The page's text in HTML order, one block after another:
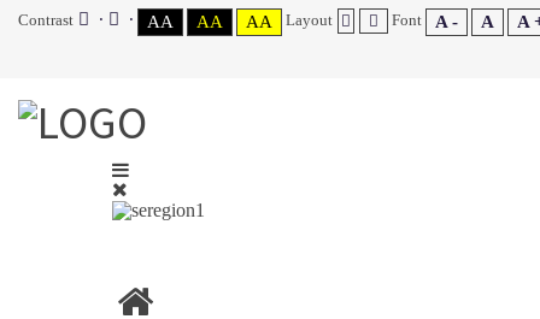
Contrast AA AA AA Layout Font A - A A